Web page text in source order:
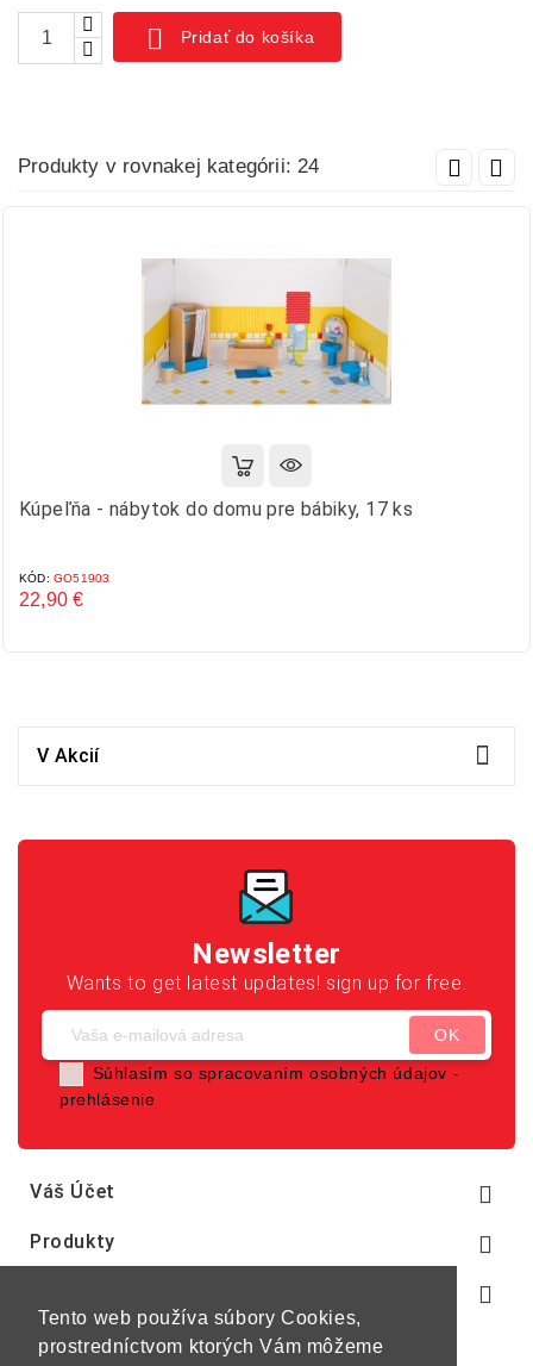
Tento web používa súbory Cookies,
prostredníctvom ktorých Vám môžeme
 Pridať do košíka
Produkty v rovnakej kategórii: 24
Kúpeľňa - nábytok do domu pre bábiky, 17 ks
KÓD: GO51903
22,90 €
V Akcií 
Newsletter
Wants to get latest updates! sign up for free.
Súhlasím so spracovaním osobných údajov -
prehlásenie
Váš Účet 
Produkty 
